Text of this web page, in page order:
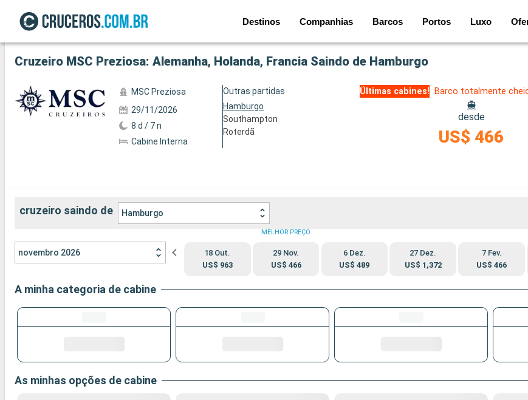
Destinos Companhias Barcos Portos Luxo
Ver a 90 fotos
Cruzeiro MSC Preziosa: Alemanha, Holanda, Francia Saindo de Hamburgo
MSC Preziosa
29/11/2026
8 d / 7 n
Cabine Interna
Outras partidas
Hamburgo
Southampton
Roterdã
Últimas cabines! Barco totalmente
desde
US$ 466
cruzeiro saindo de Hamburgo
novembro 2026
18 Out.
US$ 963
MELHOR PREÇO
29 Nov.
US$ 466
6 Dez.
US$ 489
27 Dez.
US$ 1,372
7 Fev.
US$ 466
A minha categoria de cabine
As minhas opções de cabine